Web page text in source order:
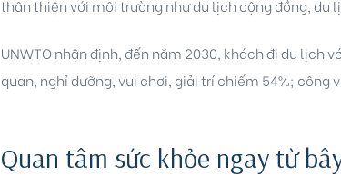
thân thiện với môi trường như du lịch cộng đồng, du
UNWTO nhận định, đến năm 2030, khách đi du lịch
quan, nghỉ dưỡng, vui chơi, giải trí chiếm 54%; công
Quan tâm sức khỏe ngay từ